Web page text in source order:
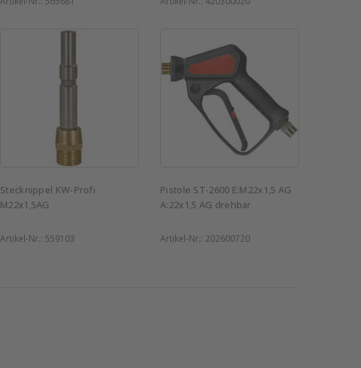
Stecknippel KW-Profi
M22x1,5AG
Artikel-Nr.: 559103
Pistole ST-2600 E:M22x1,5 AG
A:22x1,5 AG drehbar
Artikel-Nr.: 202600720